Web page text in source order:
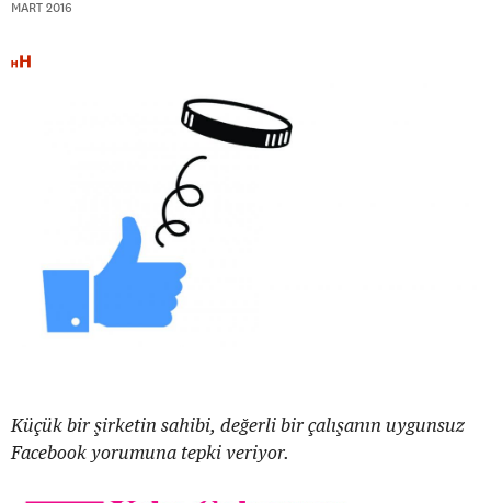
MART 2016
Küçük bir şirketin sahibi, değerli bir çalışanın uygunsuz
Facebook yorumuna tepki veriyor.